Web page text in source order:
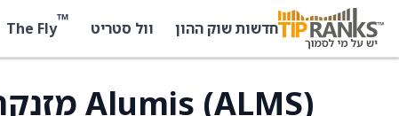
חדשות שוק ההון וול סטריט ™
The Fly